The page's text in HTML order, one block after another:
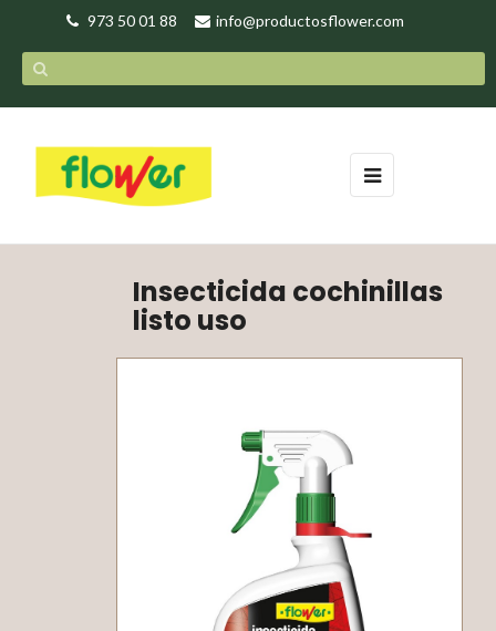
973 50 01 88 info@productosflower.com
Navegación
de
☰
Insecticida cochinillas
listo uso